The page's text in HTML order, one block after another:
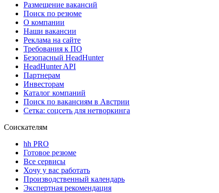
Размещение вакансий
Поиск по резюме
О компании
Наши вакансии
Реклама на сайте
Требования к ПО
Безопасный HeadHunter
HeadHunter API
Партнерам
Инвесторам
Каталог компаний
Поиск по вакансиям в Австрии
Сетка: соцсеть для нетворкинга
Соискателям
hh PRO
Готовое резюме
Все сервисы
Хочу у вас работать
Производственный календарь
Экспертная рекомендация